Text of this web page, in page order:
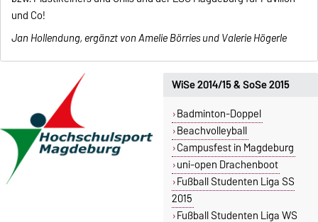
und Co!
Jan Hollendung, ergänzt von Amelie Börries und Valerie Högerle
WiSe 2014/15 & SoSe 2015
Badminton-Doppel
Beachvolleyball
Campusfest in Magdeburg
uni-open Drachenboot
Fußball Studenten Liga SS
2015
Fußball Studenten Liga WS